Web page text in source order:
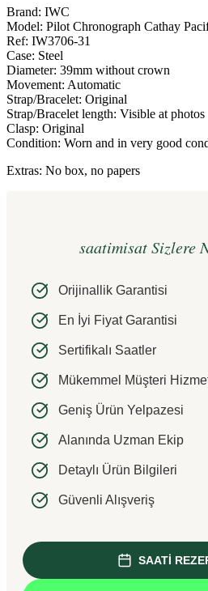
Brand: IWC
Model: Pilot Chronograph Cathay
Ref: IW3706-31
Case: Steel
Diameter: 39mm without crown
Movement: Automatic
Strap/Bracelet: Original
Strap/Bracelet length: Visible at photos
Clasp: Original
Condition: Worn and in very good
Extras: No box, no papers
saatimisat Sizlere
Orijinallik Garantisi
En İyi Fiyat Garantisi
Sertifikalı Saatler
Mükemmel Müşteri
Geniş Ürün Yelpazesi
Alanında Uzman Ekip
Detaylı Ürün Bilgileri
Güvenli Alışveriş
SAATİ